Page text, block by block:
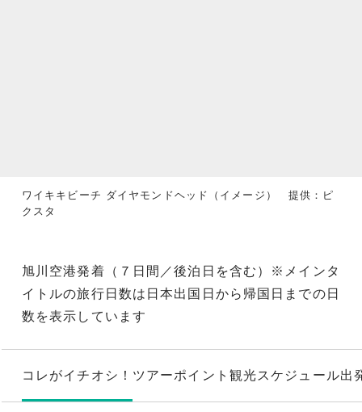
ワイキキビーチ ダイヤモンドヘッド（イメージ） 提供：ピ
クスタ
旭川空港発着（７日間／後泊日を含む）※メインタ
イトルの旅行日数は日本出国日から帰国日までの日
数を表示しています
コレがイチオシ！ ツアーポイント 観光スケジュール出